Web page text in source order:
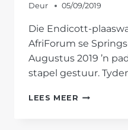
Deur 05/09/2019
Die Endicott-
AfriForum se
Augustus 2019 ’n
stapel gestuur.
LEES MEER AFRIFORUM